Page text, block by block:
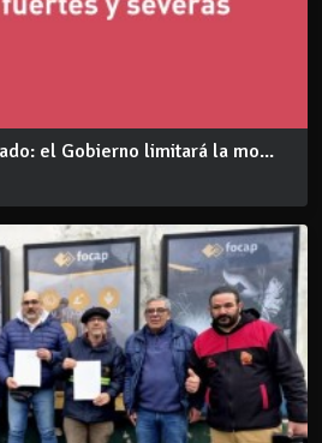
el Gobierno limitará la mo...